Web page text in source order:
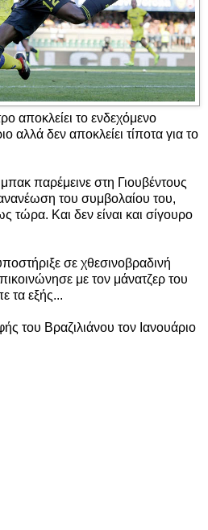
αποκλείει το ενδεχόμενο
αλλά δεν αποκλείει τίποτα για το
παρέμεινε στη Γιουβέντους
του συμβολαίου του,
τώρα. Και δεν είναι και σίγουρο
σε χθεσινοβραδινή
με τον μάνατζερ του
τα εξής...
του Βραζιλιάνου τον Ιανουάριο